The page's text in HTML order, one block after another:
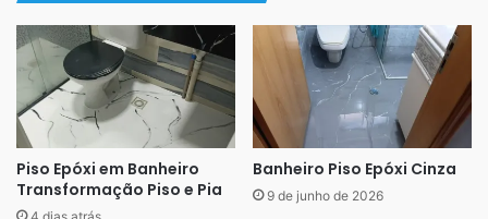
Piso Epóxi em Banheiro
Transformação Piso e Pia
Banheiro Piso Epóxi Cinza
9 de junho de 2026